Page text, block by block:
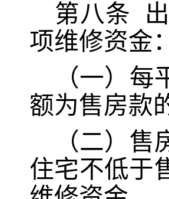
第八条
项维修资金：
（一）
额为售房款
（二）
住宅不低于